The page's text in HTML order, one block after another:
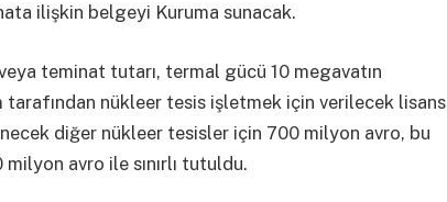
ilişkin belgeyi Kuruma sunacak.
teminat tutarı, termal gücü 10 megavatın
nükleer tesis işletmek için verilecek lisans
diğer nükleer tesisler için 700 milyon avro, bu
avro ile sınırlı tutuldu.